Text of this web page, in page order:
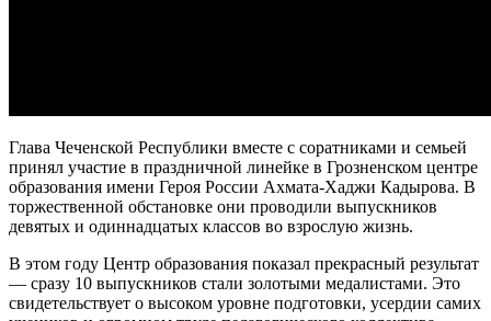
Глава Чеченской Республики вместе с соратниками и семьей
принял участие в праздничной линейке в Грозненском центре
образования имени Героя России Ахмата-Хаджи Кадырова. В
торжественной обстановке они проводили выпускников
девятых и одиннадцатых классов во взрослую жизнь.
В этом году Центр образования показал прекрасный результат
— сразу 10 выпускников стали золотыми медалистами. Это
свидетельствует о высоком уровне подготовки, усердии самих